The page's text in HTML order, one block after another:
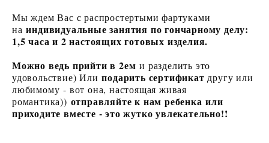
Мы ждем Вас с распростертыми фартуками
наиндивидуальные занятия по гончарному делу:
1,5 часа и 2 настоящих готовых изделия.
Можно ведь прийти в 2ем и разделить это
удовольствие) Илиподарить сертификат другу или
любимому - вот она, настоящая живая
романтика)) отправляйте к нам ребенка или
приходите вместе - это жутко увлекательно!!